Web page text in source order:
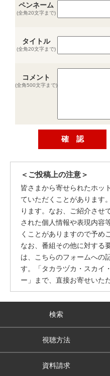
ペンネーム
(全角20文字まで)
タイトル
(全角20文字まで)
コメント
(全角500文字まで)
＜ご投稿上の注意＞
皆さまから寄せられたホッ
ていただくことがあります
ります。なお、ご紹介させ
された個人情報や表現内容
くことがありますので予め
なお、番組その他に対する
は、こちらのフォームへの
す。「タカラヅカ・スカ
ー」まで、直接お寄せいた
検索
視聴方法
資料請求